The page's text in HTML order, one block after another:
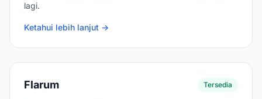
lagi.
Ketahui lebih lanjut →
Flarum Tersedia